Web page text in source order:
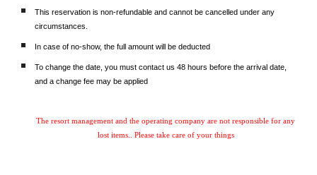
This reservation is non-refundable and cannot be cancelled under any
circumstances.
In case of no-show, the full amount will be deducted
To change the date, you must contact us 48 hours before the arrival date,
and a change fee may be applied
The resort management and the operating company are not responsible for any
lost items.. Please take care of your things